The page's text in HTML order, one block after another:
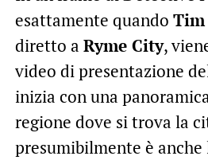
esattamente quando Tim
diretto a Ryme City,
video di presentazione
inizia con una
regione dove si trova la
presumibilmente è anche